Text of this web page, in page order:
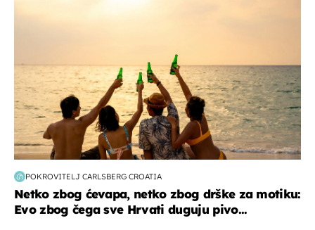
POKROVITELJ CARLSBERG CROATIA
Netko zbog ćevapa, netko zbog drške za motiku:
Evo zbog čega sve Hrvati duguju pivo...